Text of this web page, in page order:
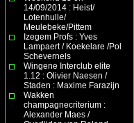
14/09/2014 : Heist/
Lotenhulle/
Meulebeke/Pittem
Izegem Profs : Yves
Lampaert / Koekelare /Pol
Schevernels
Wingene Interclub elite
1.12 : Olivier Naesen /
Staden : Maxime Farazijn
Wakken
champagnecriterium :
Alexander Maes /